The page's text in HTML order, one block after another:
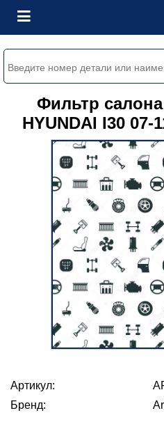
Фильтр салона
HYUNDAI I30 07-
Артикул:
Бренд: